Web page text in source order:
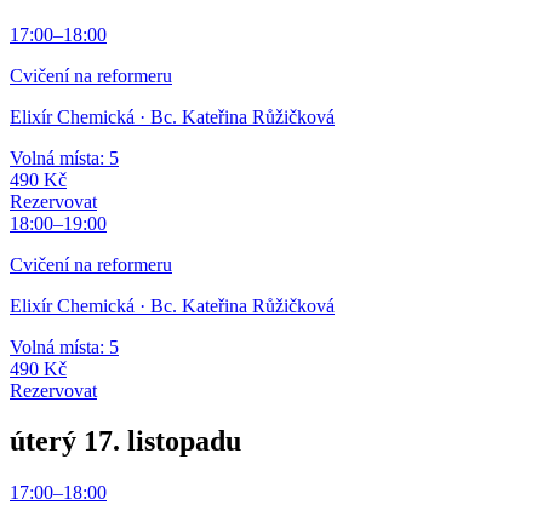
17:00–18:00
Cvičení na reformeru
Elixír Chemická · Bc. Kateřina Růžičková
Volná místa: 5
490 Kč
Rezervovat
18:00–19:00
Cvičení na reformeru
Elixír Chemická · Bc. Kateřina Růžičková
Volná místa: 5
490 Kč
Rezervovat
úterý 17. listopadu
17:00–18:00